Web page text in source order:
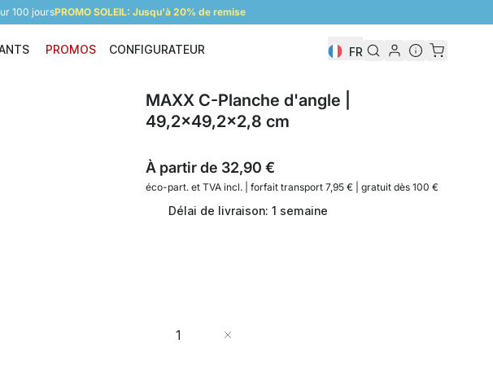
100 joursPROMO SOLEIL: Jusqu'à 20% de remise
Composants
PROMOS CONFIGURATEUR FR
MAXX C-Planche d'angle |
49,2x49,2x2,8 cm
À partir de 32,90 €
éco-part. etTVA incl. | forfait transport 7,95 € | gratuit dès 100 €
Délai de livraison: 1 semaine
Quantité